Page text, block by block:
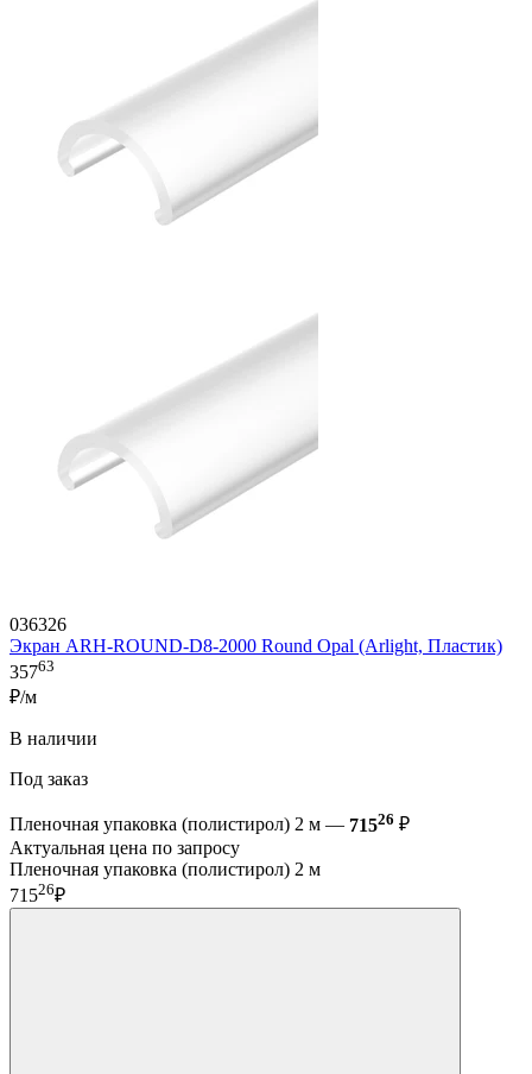
036326
Экран ARH-ROUND-D8-2000 Round Opal (Arlight, Пластик)
35763
₽/м
В наличии
Под заказ
Пленочная упаковка (полистирол) 2 м — 71526 ₽
Актуальная цена по запросу
Пленочная упаковка (полистирол) 2 м
71526₽